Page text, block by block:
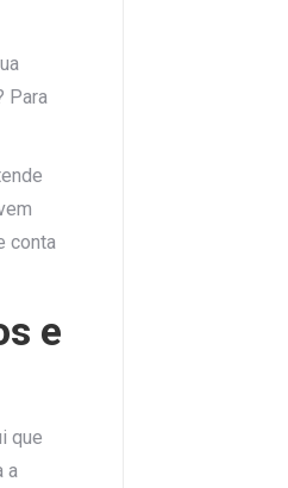
Para
conta
e
que
a